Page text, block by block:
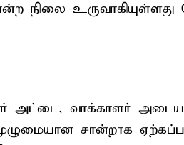
நிலை உருவாகியுள்ளது
அட்டை, வாக்காளர்
சான்றாக